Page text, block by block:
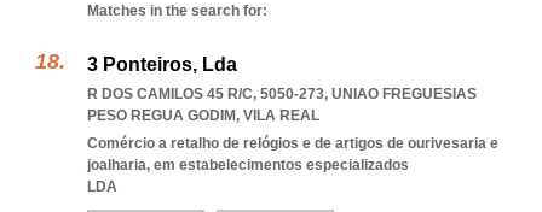
Matches in the search for:
3 Ponteiros, Lda
R DOS CAMILOS 45 R/C, 5050-273, UNIAO FREGUESIAS
PESO REGUA GODIM, VILA REAL
Comércio a retalho de relógios e de artigos de ourivesaria e
joalharia, em estabelecimentos especializados
LDA